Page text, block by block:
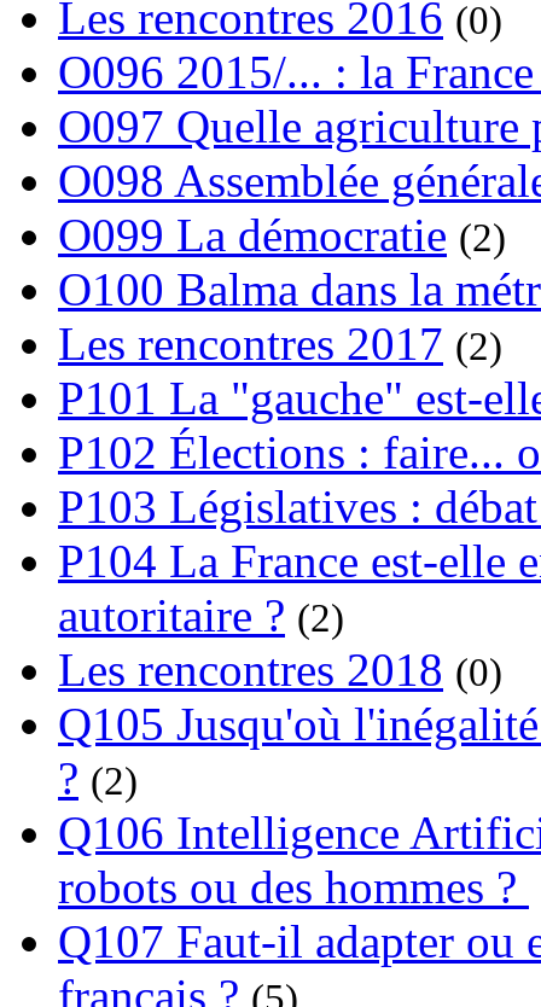
Les rencontres 2016 (0)
O096 2015/... : la
O097 Quelle agriculture
O098 Assemblée
O099 La démocratie (2)
O100 Balma dans la
Les rencontres 2017 (2)
P101 La "gauche" est-
P102 Élections : faire...
P103 Législatives :
P104 La France est-elle
autoritaire ? (2)
Les rencontres 2018 (0)
Q105 Jusqu'où
? (2)
Q106 Intelligence
robots ou des hommes ?
Q107 Faut-il adapter ou
français ?